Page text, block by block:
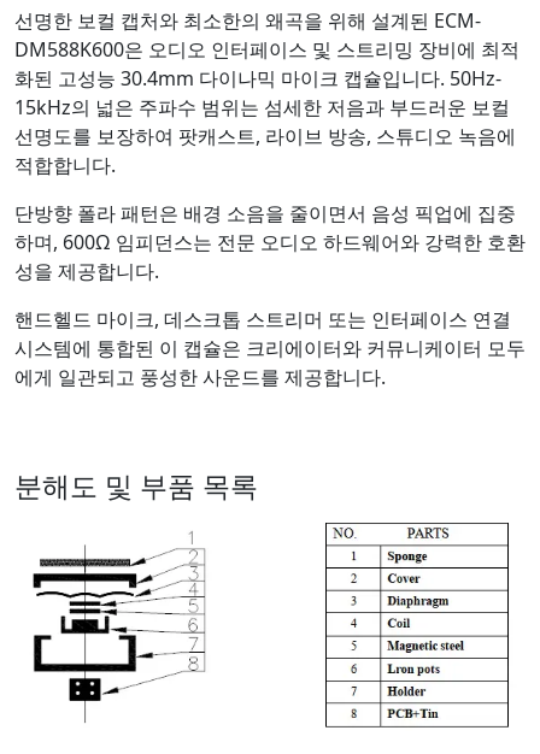
선명한 보컬 캡처와 최소한의 왜곡을 위해 설계된 ECM-
DM588K600은 오디오 인터페이스 및 스트리밍 장비에 최적
화된 고성능 30.4mm 다이나믹 마이크 캡슐입니다. 50Hz-
15kHz의 넓은 주파수 범위는 섬세한 저음과 부드러운 보컬
선명도를 보장하여 팟캐스트, 라이브 방송, 스튜디오 녹음에
적합합니다.
단방향 폴라 패턴은 배경 소음을 줄이면서 음성 픽업에 집중
하며, 600Ω 임피던스는 전문 오디오 하드웨어와 강력한 호환
성을 제공합니다.
핸드헬드 마이크, 데스크톱 스트리머 또는 인터페이스 연결
시스템에 통합된 이 캡슐은 크리에이터와 커뮤니케이터 모두
에게 일관되고 풍성한 사운드를 제공합니다.
분해도 및 부품 목록